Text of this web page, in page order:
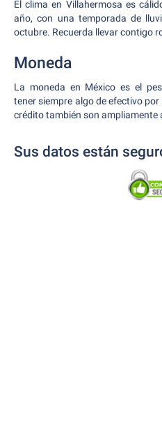
El clima en Villahermosa es
año, con una temporada de
octubre. Recuerda llevar contigo
Moneda
La moneda en México es el
tener siempre algo de efectivo
crédito también son ampliamente
Sus datos están